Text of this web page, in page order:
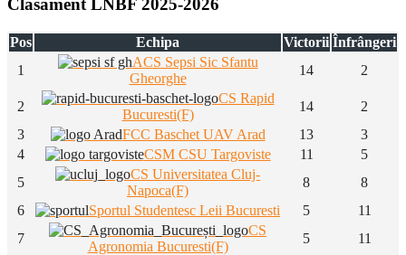
Clasament LNBF 2025-2026
Pos Echipa Victorii Înfrângeri
1
ACS Sepsi Sic Sfantu
Gheorghe
14 2
2
CS Rapid
Bucuresti(F)
14
2
3
FCC Baschet UAV Arad 13
3
4
CSM CSU Targoviste 11
5
5
CS Universitatea Cluj-
Napoca(F)
8
8
6
Sportul Studentesc Leii Bucuresti 5
11
7
CS
Agronomia Bucuresti(F)
5 11